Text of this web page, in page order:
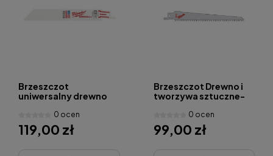
Brzeszczot
uniwersalny drewno
0 ocen
119,00 zł
Brzeszczot Drewno i
tworzywa sztuczne-
0 ocen
99,00 zł